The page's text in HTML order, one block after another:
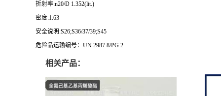
折射率:n20/D 1.352(lit.)
密度:1.63
安全说明:S26;S36/37/39;S45
危险品运输编号：UN 2987 8/PG 2
相关产品：